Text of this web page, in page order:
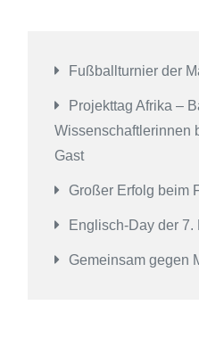
Fußballturnier der
Projekttag Afrika –
Wissenschaftlerinnen
Gast
Großer Erfolg beim
Englisch-Day der 7.
Gemeinsam gegen